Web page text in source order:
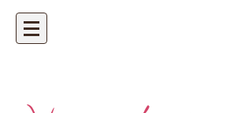
Artisan bijoutier - bijoux précieux et
uniques sur mesure